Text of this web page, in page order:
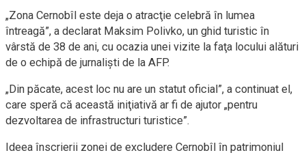
„Zona Cernobîl este deja o atracţie celebră în lumea
întreagă”, a declarat Maksim Polivko, un ghid turistic în
vârstă de 38 de ani, cu ocazia unei vizite la faţa locului alături
de o echipă de jurnalişti de la AFP.
„Din păcate, acest loc nu are un statut oficial”, a continuat el,
care speră că această iniţiativă ar fi de ajutor „pentru
dezvoltarea de infrastructuri turistice”.
Ideea înscrierii zonei de excludere Cernobîl în patrimoniul